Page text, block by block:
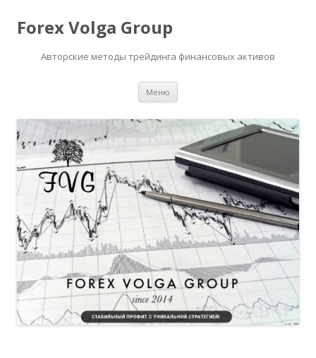
Forex Volga Group
Авторские методы трейдинга финансовых активов
Меню